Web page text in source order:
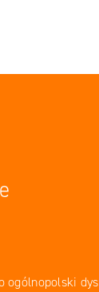
ogólnopolski